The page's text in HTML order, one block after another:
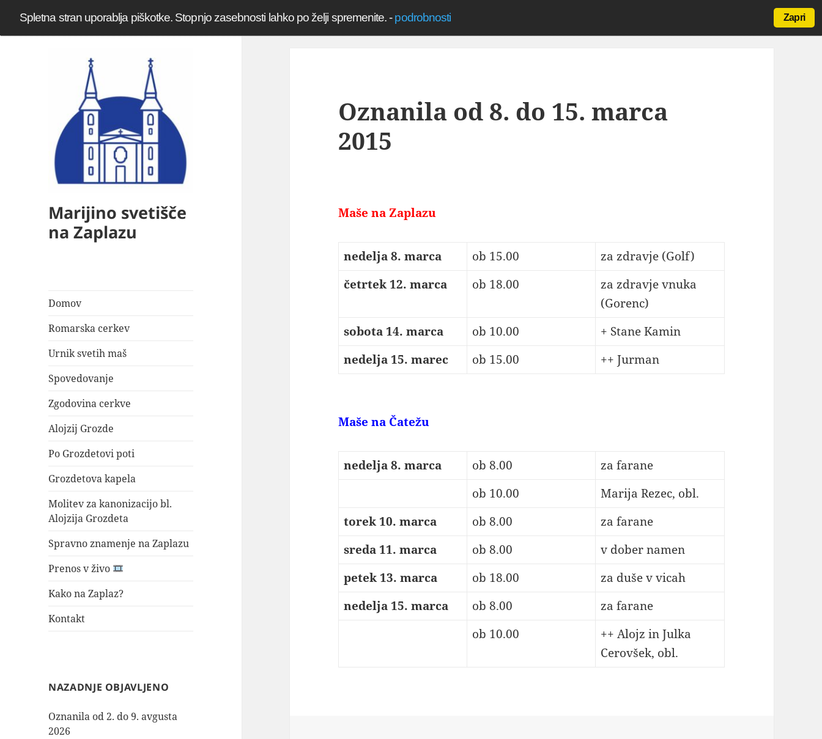
Spletna stran uporablja piškotke. Stopnjo zasebnosti lahko po želji spremenite.-podrobnosti Zapri
Marijino svetišče
na Zaplazu
Domov
Romarska cerkev
Urnik svetih maš
Spovedovanje
Zgodovina cerkve
Alojzij Grozde
Po Grozdetovi poti
Grozdetova kapela
Molitev za kanonizacijo bl.
Alojzija Grozdeta
Spravno znamenje na Zaplazu
Prenos v živo
Kako na Zaplaz?
Kontakt
NAZADNJE OBJAVLJENO
Oznanila od 2. do 9. avgusta
2026
Oznanila od 8. do 15. marca
2015
Maše na Zaplazu
nedelja 8. marca ob 15.00
za zdravje (Golf)
četrtek 12. marca
ob 18.00
za zdravje vnuka
(Gorenc)
sobota 14. marca
ob 10.00
+ Stane Kamin
nedelja 15. marec
ob 15.00 ++ Jurman
Maše na Čatežu
nedelja 8. marca ob 8.00
za farane
ob 10.00
Marija Rezec, obl.
torek 10. marca
ob 8.00
za farane
sreda 11. marca
ob 8.00
v dober namen
petek 13. marca
ob 18.00
za duše v vicah
nedelja 15. marca
ob 8.00
za farane
ob 10.00
++ Alojz in Julka
Cerovšek, obl.